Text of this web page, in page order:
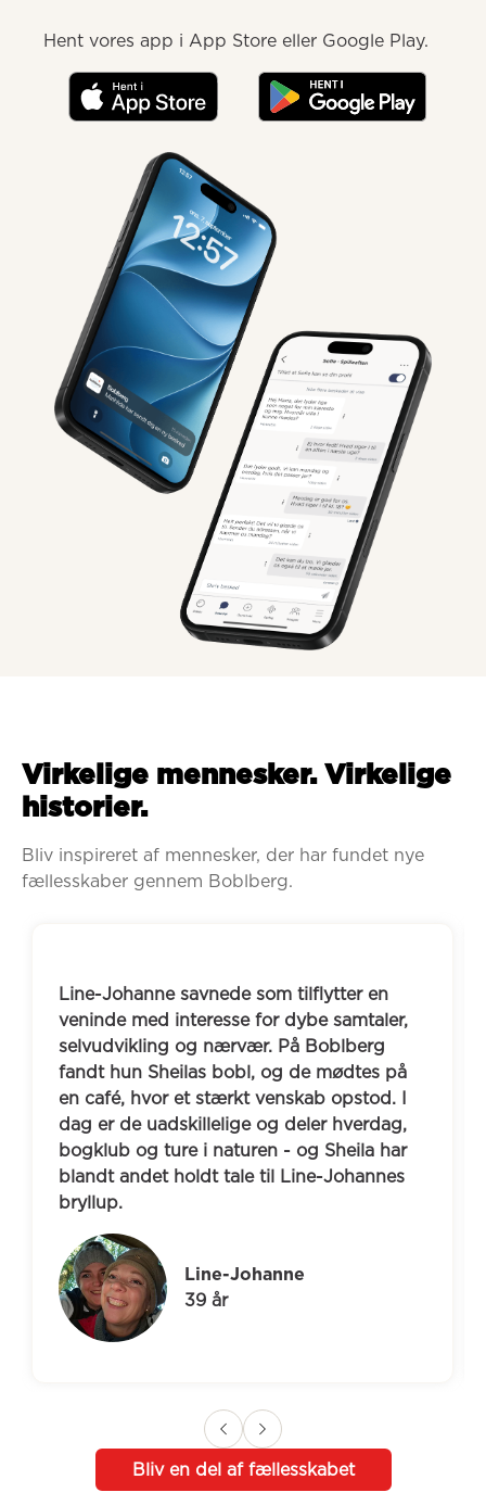
Hent vores app i App Store eller Google Play.
Virkelige mennesker. Virkelige
historier.
Bliv inspireret af mennesker, der har fundet nye
fællesskaber gennem Boblberg.
Line-Johanne savnede som tilflytter en
veninde med interesse for dybe samtaler,
selvudvikling og nærvær. På Boblberg
fandt hun Sheilas bobl, og de mødtes på
en café, hvor et stærkt venskab opstod. I
dag er de uadskillelige og deler hverdag,
bogklub og ture i naturen - og Sheila har
blandt andet holdt tale til Line-Johannes
bryllup.
Line-Johanne
39 år
Bliv en del af fællesskabet